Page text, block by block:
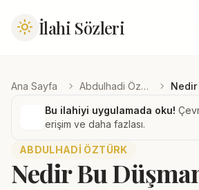
light_mode İlahi Sözleri
Ana Sayfa chevron_right Abdulhadi Öztürk chevron_right Nedir
Bu ilahiyi uygulamada oku!
erişim ve daha fazlası.
ABDULHADI ÖZTÜRK
Nedir Bu